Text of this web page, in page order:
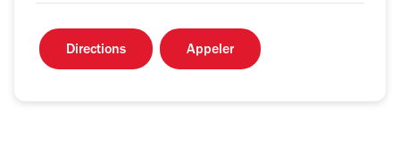
Directions Appeler